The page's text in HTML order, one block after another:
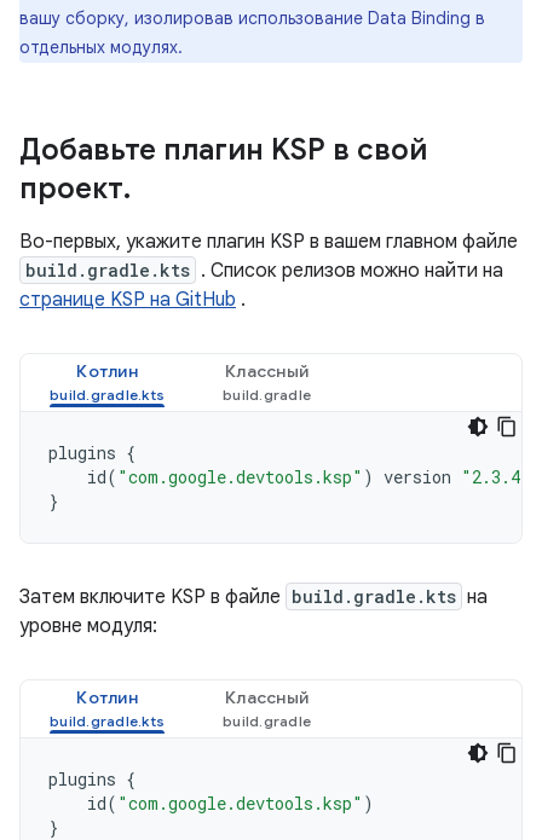
вашу сборку, изолировав использование Data Binding в
отдельных модулях.
Добавьте плагин KSP в свой
проект.
Во-первых, укажите плагин KSP в вашем главном файле
build.gradle.kts . Список релизов можно найти на
странице KSP на GitHub .
Котлин Классный
plugins {
id( "com.google.devtools.ksp" ) version "2.3.4"
}
Затем включите KSP в файле build.gradle.kts на
уровне модуля:
Котлин Классный
plugins {
id( "com.google.devtools.ksp" )
}